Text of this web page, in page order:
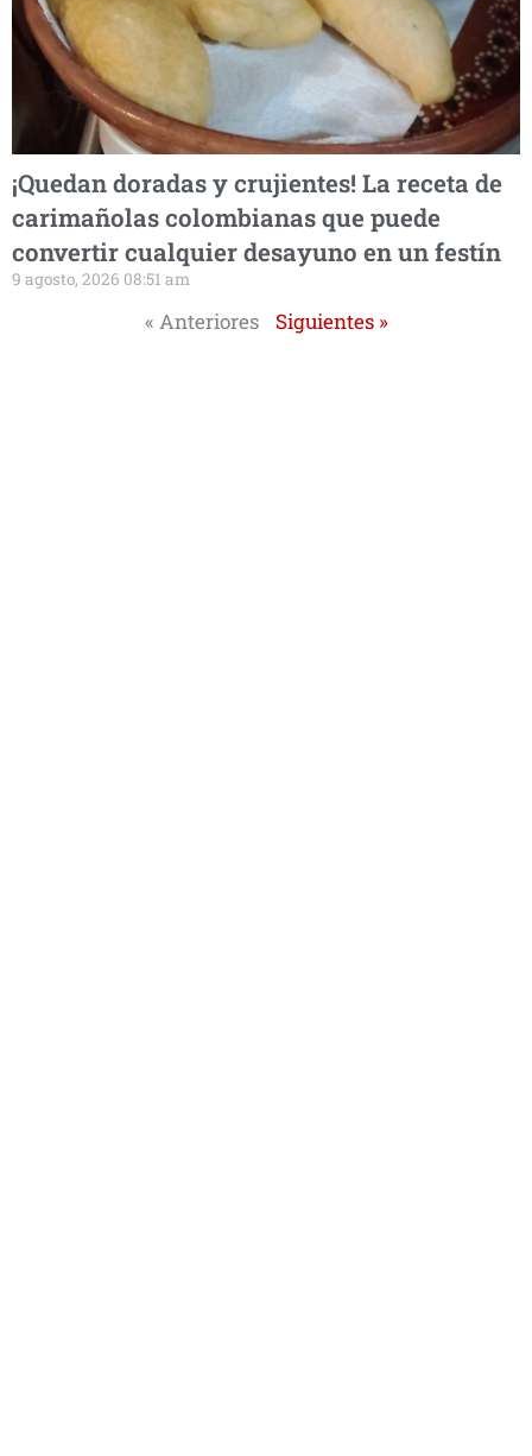
¡Quedan doradas y crujientes! La receta de
carimañolas colombianas que puede
convertir cualquier desayuno en un festín
9 agosto, 2026 08:51 am
« Anteriores Siguientes »